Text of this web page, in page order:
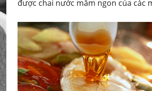
được chai nước mắm ngon của các